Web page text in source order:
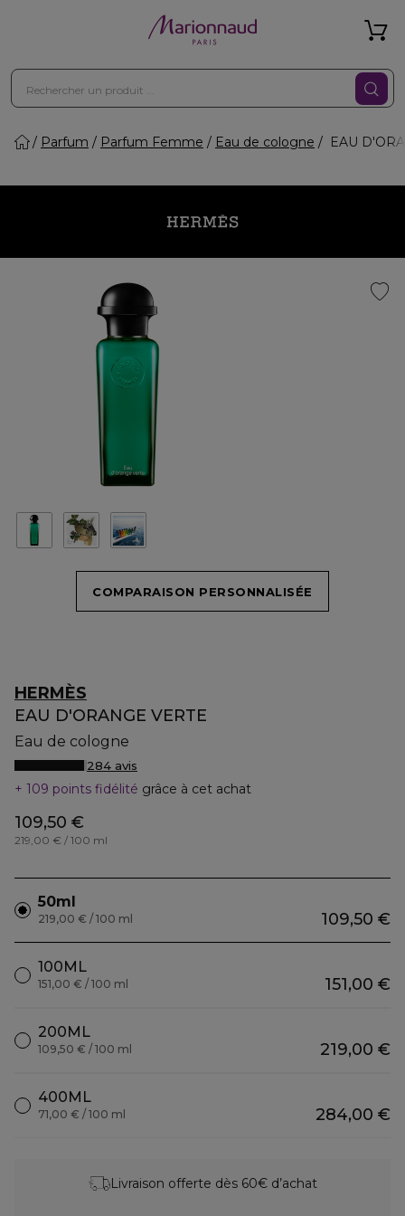
Parfum Parfum Femme Eau de cologne EAU
COMPARAISON PERSONNALISÉE
HERMÈS
EAU D'ORANGE VERTE
Eau de cologne
284 avis
109 points fidélité grâce à cet achat
109,50 €
219,00 € / 100 ml
50ml
109,50 €
219,00 € / 100 ml
100ML
151,00 €
151,00 € / 100 ml
200ML
219,00 €
109,50 € / 100 ml
400ML
284,00 €
71,00 € / 100 ml
Livraison offerte dès 60€ d’achat